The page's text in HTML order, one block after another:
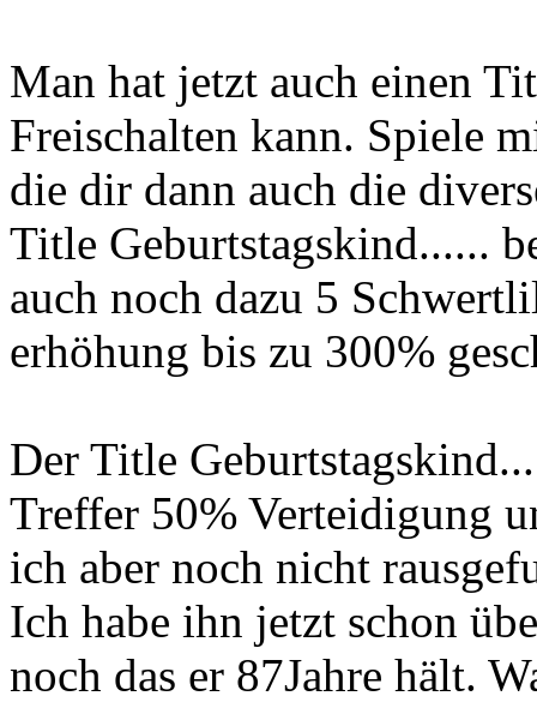
Man hat jetzt auch einen
Freischalten kann. Spiele
die dir dann auch die
Title Geburtstagskind......
auch noch dazu 5
erhöhung bis zu 300%
Der Title
Treffer 50% Verteidigung
ich aber noch nicht
Ich habe ihn jetzt schon
noch das er 87Jahre hält.